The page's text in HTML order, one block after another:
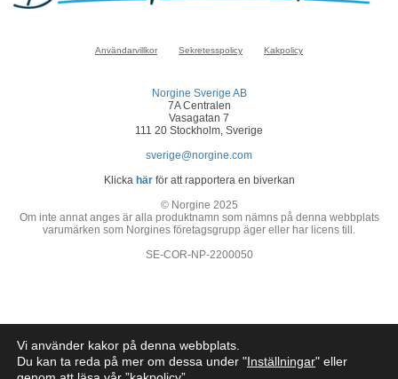
Användarvillkor Sekretesspolicy Kakpolicy
Norgine Sverige AB
7A Centralen
Vasagatan 7
111 20 Stockholm, Sverige
sverige@norgine.com
Klicka härför att rapportera en biverkan
© Norgine 2025
Om inte annat anges är alla produktnamn som nämns på denna webbplats
varumärken som Norgines företagsgrupp äger eller har licens till.
SE-COR-NP-2200050
Vi använder kakor på denna webbplats.
Du kan ta reda på mer om dessa under "Inställningar" eller